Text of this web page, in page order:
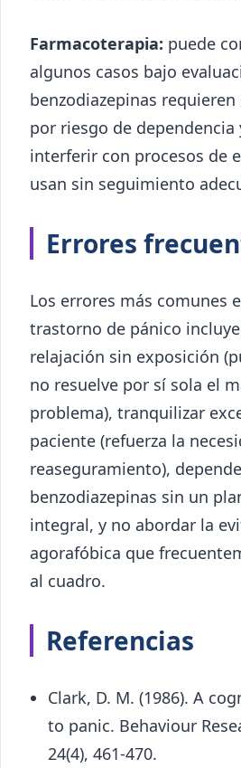
Farmacoterapia: puede
algunos casos bajo
benzodiazepinas
por riesgo de
interferir con procesos de
usan sin seguimiento
Errores
Los errores más comunes
trastorno de pánico
relajación sin exposición
no resuelve por sí sola el
problema), tranquilizar
paciente (refuerza la
reaseguramiento),
benzodiazepinas sin un
integral, y no abordar la
agorafóbica que
al cuadro.
Referencias
Clark, D. M. (1986). A
to panic. Behaviour
24(4), 461-470.